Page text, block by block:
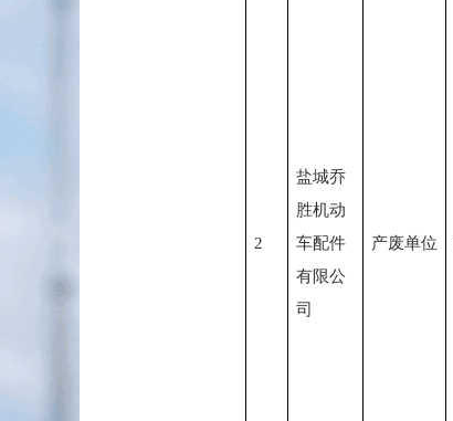
2
盐城乔
胜机动
车配件
有限公
司
产废单位